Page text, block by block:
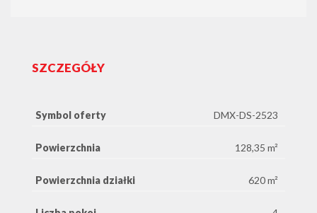
SZCZEGÓŁY
Symbol oferty DMX-DS-2523
Powierzchnia 128,35 m²
Powierzchnia działki 620 m²